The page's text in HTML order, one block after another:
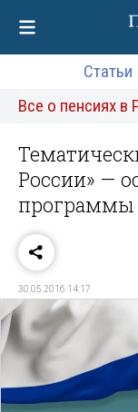
Статьи
Все о пенсиях в
России» —
программы
30.05.2016 14:17